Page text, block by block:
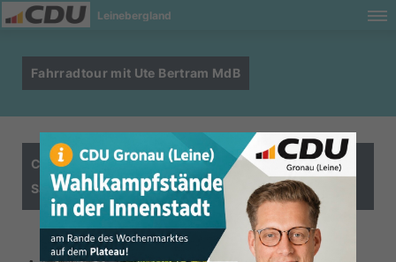
Leinebergland
Fahrradtour mit Ute Bertram MdB
CDU-Bundestagsabgeordnete tourt durch die
Samtgemeinde